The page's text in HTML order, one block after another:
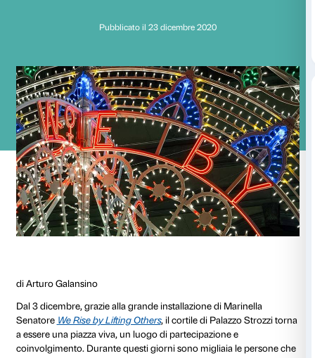
“””Persone che
altre persone”””
Pubblicato il 23 dicembre 2020